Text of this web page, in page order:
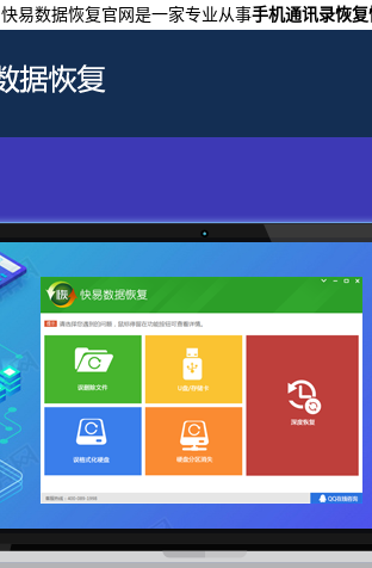
快易数据恢复官网是一家专业从事手机通讯录恢